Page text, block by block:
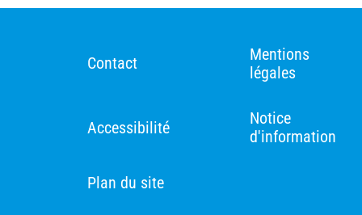
Contact
Mentions
légales
Accessibilité
Notice
d'information
Plan du site